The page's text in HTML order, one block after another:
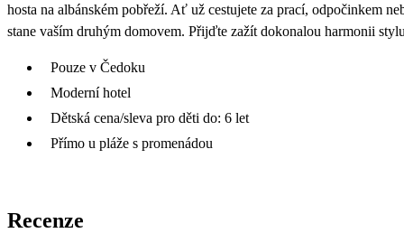
hosta na albánském pobřeží. Ať už cestujete za prací, odpočinkem
stane vaším druhým domovem. Přijďte zažít dokonalou harmonii
Pouze v Čedoku
Moderní hotel
Dětská cena/sleva pro děti do: 6 let
Přímo u pláže s promenádou
Recenze